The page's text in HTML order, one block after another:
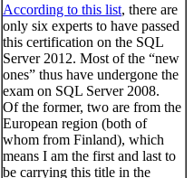
According to this list, there are
only six experts to have passed
this certification on the SQL
Server 2012. Most of the “new
ones” thus have undergone the
exam on SQL Server 2008.
Of the former, two are from the
European region (both of
whom from Finland), which
means I am the first and last to
be carrying this title in the